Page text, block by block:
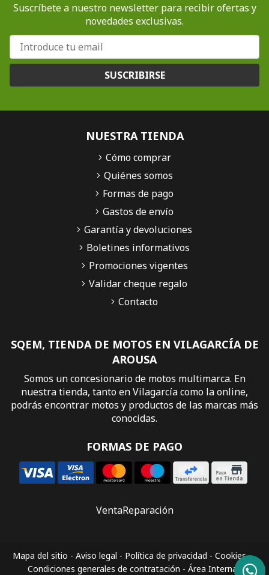
Suscríbete a nuestro newsletter para recibir ofertas y
novedades exclusivas.
SUSCRIBIRSE
SQEM, TIENDA DE MOTOS EN VILAGARCÍA DE
AROUSA
Somos un concesionario de motos multimarca. En
nuestra tienda, tanto en Vilagarcía como la online,
podrás encontrar motos y productos de las marcas más
conocidas.
FORMAS DE PAGO
NUESTRA TIENDA
Cómo comprar
Quiénes somos
Formas de pago
Gastos de envío
Garantía y devoluciones
Boletines informativos
Promociones vigentes
Validar cheque regalo
Contacto
VentaReparación
Mapa del sitio - Aviso legal - Política de privacidad - Cookies-
Condiciones generales de contratación - Área Interna